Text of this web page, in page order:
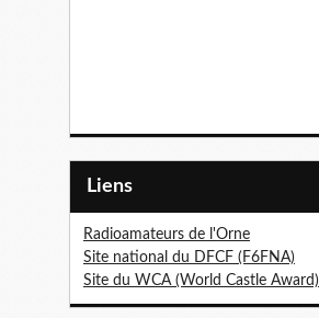
Liens
Radioamateurs de l'Orne
Site national du DFCF (F6FNA)
Site du WCA (World Castle Award)